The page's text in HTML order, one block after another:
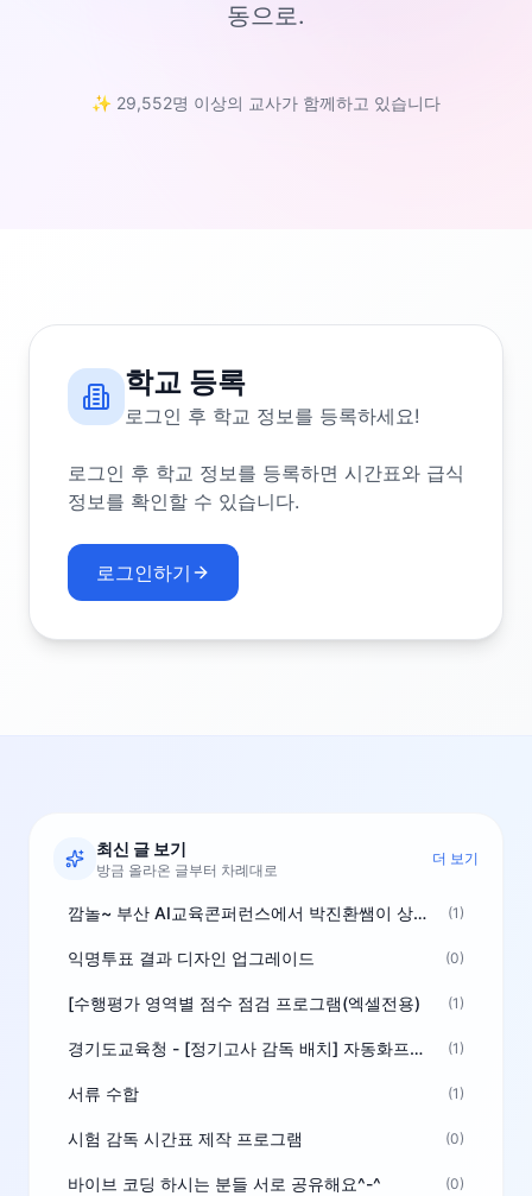
동으로.
✨ 29,552명 이상의 교사가 함께하고 있습니다
학교 등록
로그인 후 학교 정보를 등록하세요!
로그인 후 학교 정보를 등록하면 시간표와 급식
정보를 확인할 수 있습니다.
로그인하기
최신 글 보기
방금 올라온 글부터 차례대로
더 보기
깜놀~ 부산 AI교육콘퍼런스에서 박진환쌤이 상받으려 나오셨네요~ ^^ (1)
익명투표 결과 디자인 업그레이드 (0)
[수행평가 영역별 점수 점검 프로그램(엑셀전용) (1)
경기도교육청 - [정기고사 감독 배치] 자동화프로그램 보급 (1)
서류 수합 (1)
시험 감독 시간표 제작 프로그램 (0)
바이브 코딩 하시는 분들 서로 공유해요^-^ (0)